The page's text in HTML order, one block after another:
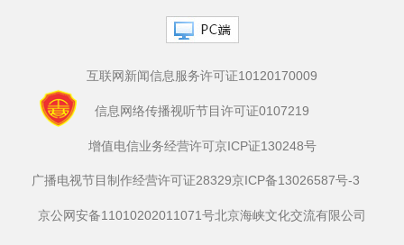
互联网新闻信息服务许可证10120170009
信息网络传播视听节目许可证0107219
增值电信业务经营许可京ICP证130248号
广播电视节目制作经营许可证28329京ICP备13026587号-3
京公网安备11010202011071号北京海峡文化交流有限公司